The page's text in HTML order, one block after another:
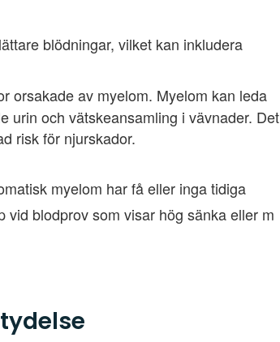
blödningar, vilket kan inkludera
orsakade av myelom. Myelom kan leda
urin och vätskeansamling i vävnader. Det
risk för njurskador.
myelom har få eller inga tidiga
blodprov som visar hög sänka eller m